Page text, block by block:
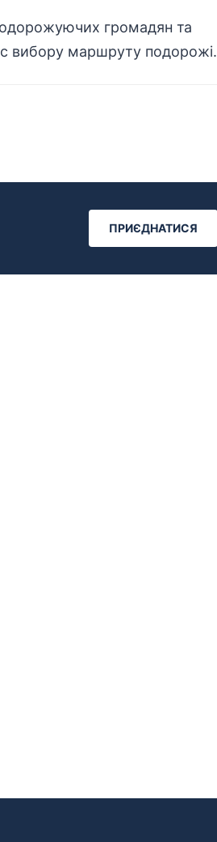
громадян та
вибору маршруту подорожі.
ПРИЄДНАТИСЯ